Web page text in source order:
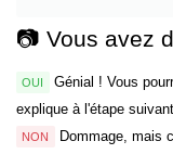
📷 Vous avez
OUI
Génial ! Vous
explique à l'étape
NON Dommage, mais